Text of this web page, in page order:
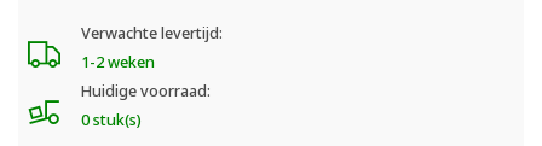
Verwachte levertijd:
1-2 weken
Huidige voorraad:
0 stuk(s)